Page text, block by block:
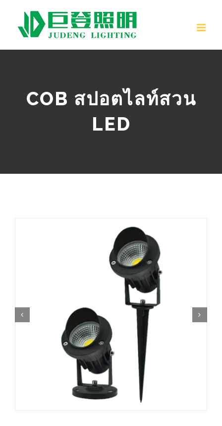
COB สปอตไลท์สวน
LED